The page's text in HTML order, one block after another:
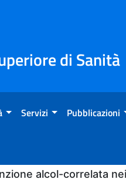
di Sanità
Servizi Pubblicazioni
alcol-correlata